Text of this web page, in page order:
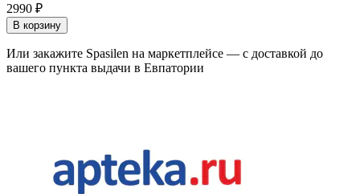
2990 ₽
В корзину
Или закажите Spasilen на маркетплейсе — с доставкой до
вашего пункта выдачи в Евпатории